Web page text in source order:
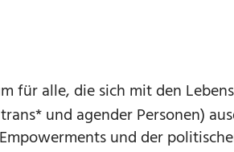
für alle, die sich mit den
und agender Personen)
und der